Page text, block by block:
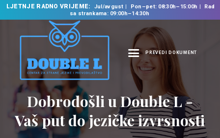
LJETNJE RADNO VRIJEME: Jul/avgust Pon–pet: 08:30h–15:00h
Rad
sa strankama: 09:00h–14:30h
PREVEDI DOKUMENT
NASLOVNA
O NAMA
NAŠE USLUGE
ŠKOLA STRANIH
JEZIKA
Dobrodošli u Double L -
Vaš put do jezičke izvrsnosti